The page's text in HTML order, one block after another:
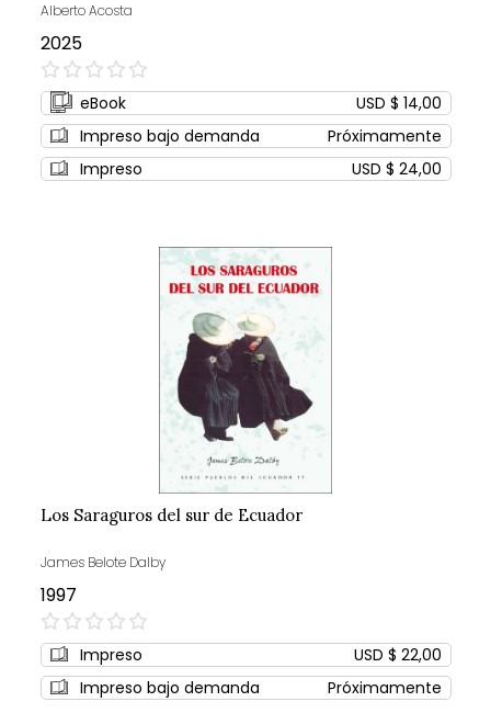
Alberto Acosta
2025
0%
eBook
USD $ 14,00
Impreso bajo demanda
Próximamente
Impreso
USD $ 24,00
Los Saraguros del sur de Ecuador
James Belote Dalby
1997
0%
Impreso
USD $ 22,00
Impreso bajo demanda
Próximamente